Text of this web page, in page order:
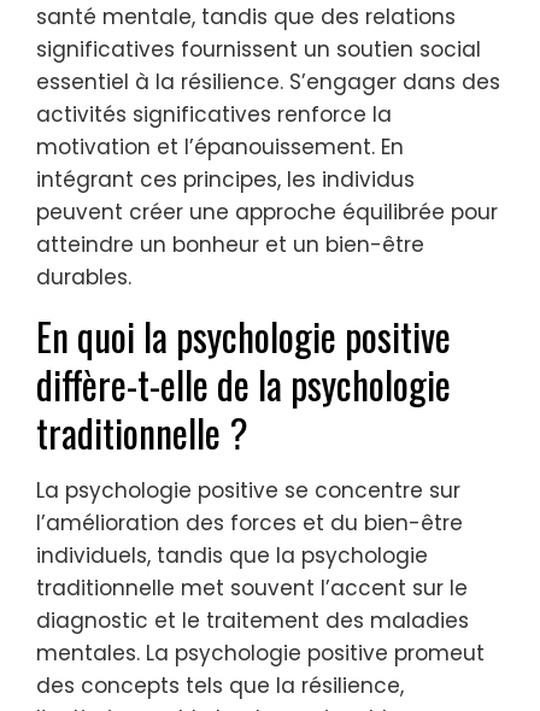
santé mentale, tandis que des relations
significatives fournissent un soutien social
essentiel à la résilience. S’engager dans des
activités significatives renforce la
motivation et l’épanouissement. En
intégrant ces principes, les individus
peuvent créer une approche équilibrée pour
atteindre un bonheur et un bien-être
durables.
En quoi la psychologie positive
diffère-t-elle de la psychologie
traditionnelle ?
La psychologie positive se concentre sur
l’amélioration des forces et du bien-être
individuels, tandis que la psychologie
traditionnelle met souvent l’accent sur le
diagnostic et le traitement des maladies
mentales. La psychologie positive promeut
des concepts tels que la résilience,